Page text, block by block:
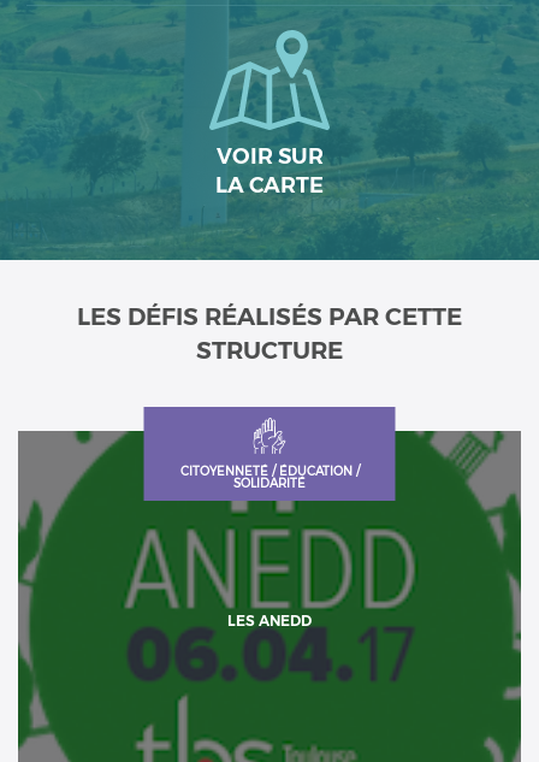
VOIR SUR
LA CARTE
LES DÉFIS RÉALISÉS PAR CETTE
STRUCTURE
LES ANEDD
CITOYENNETÉ / ÉDUCATION /
SOLIDARITÉ